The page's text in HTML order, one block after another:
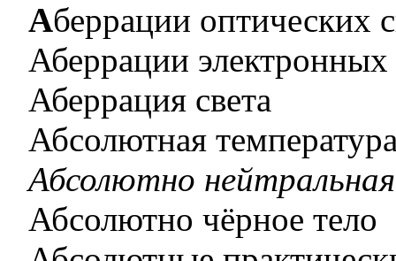
Аберрации оптических
Аберрации электронных
Аберрация света
Абсолютная
Абсолютно
Абсолютно чёрное тело